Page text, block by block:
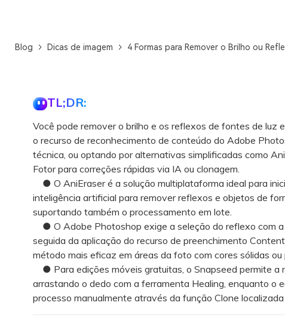
Blog Dicas de imagem 4 Formas para Remover o Brilho ou
TL;DR:
Você pode remover o brilho e os reflexos de fontes de luz
o recurso de reconhecimento de conteúdo do Adobe
técnica, ou optando por alternativas simplificadas como
Fotor para correções rápidas via IA ou clonagem.
● O AniEraser é a solução multiplataforma ideal para
inteligência artificial para remover reflexos e objetos de
suportando também o processamento em lote.
● O Adobe Photoshop exige a seleção do reflexo com
seguida da aplicação do recurso de preenchimento
método mais eficaz em áreas da foto com cores sólidas
● Para edições móveis gratuitas, o Snapseed permite a
arrastando o dedo com a ferramenta Healing, enquanto o
processo manualmente através da função Clone